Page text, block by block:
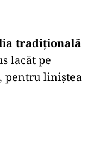
tradițională
lacăt pe
pentru liniștea